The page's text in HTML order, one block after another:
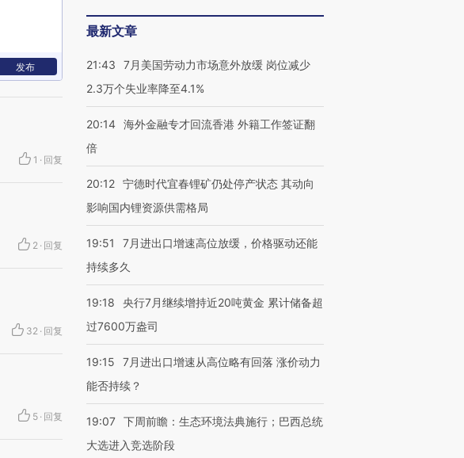
发布
1 · 回复
2 · 回复
32 · 回复
5 · 回复
最新文章
21:43
7月美国劳动力市场意外放缓 岗位减少
2.3万个失业率降至4.1%
20:14 海外金融专才回流香港 外籍工作签证翻
倍
20:12 宁德时代宜春锂矿仍处停产状态 其动向
影响国内锂资源供需格局
19:51
7月进出口增速高位放缓，价格驱动还能
持续多久
19:18
央行7月继续增持近20吨黄金 累计储备超
过7600万盎司
19:15
7月进出口增速从高位略有回落 涨价动力
能否持续？
19:07 下周前瞻：生态环境法典施行；巴西总统
大选进入竞选阶段